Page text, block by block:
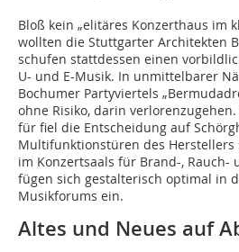
Bloß kein „elitäres Konzerthaus im
wollten die Stuttgarter Architekten
schufen stattdessen einen
U- und E-Musik. In unmittelbarer
Bochumer Partyviertels
ohne Risiko, darin
für fiel die Entscheidung auf
Multifunktionstüren des
im Konzertsaals für Brand-, Rauch-
fügen sich gestalterisch optimal in
Musikforums ein.
Altes und Neues auf